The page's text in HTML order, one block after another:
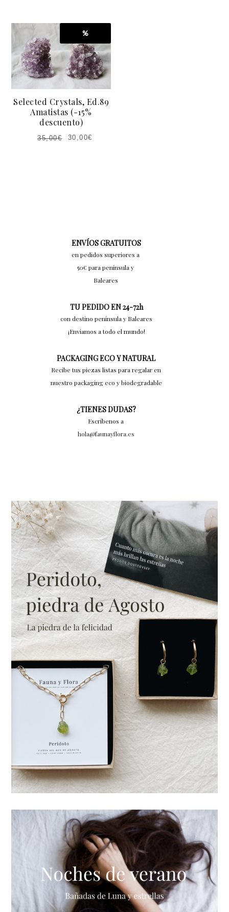
48,00€.
42,00€.
%
Selected Crystals, Ed.89
Amatistas (-15%
descuento)
35,00€ 30,00€
ENVÍOS GRATUITOS
en pedidos superiores a
50€ para península y
Baleares
TU PEDIDO EN 24-72h
con destino península y Baleares
¡Enviamos a todo el mundo!
PACKAGING ECO Y NATURAL
Recibe tus piezas listas para regalar en
nuestro packaging eco y biodegradable
¿TIENES DUDAS?
Escríbenos a
hola@faunayflora.es